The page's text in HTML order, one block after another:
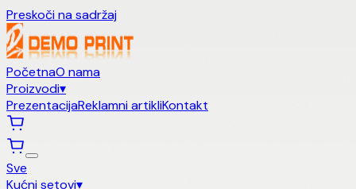
Preskoči na sadržaj
PočetnaO nama
Proizvodi▾
PrezentacijaReklamni artikliKontakt
Sve
Kućni setovi▾